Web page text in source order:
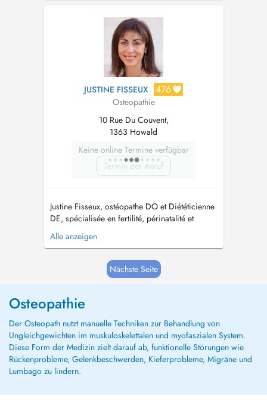
deutschen Junioren-Fußballbundesliga zu
betreuen und jetzt in Luxemburg...
JUSTINE FISSEUX 476
Osteopathie
10 Rue Du Couvent,
1363 Howald
Keine online Termine verfügbar
Termin per Anruf
Justine Fisseux, ostéopathe DO et Diététicienne
DE, spécialisée en fertilité, périnatalité et
techniques douces en ostéopathie. Durant les
congés d'été (24.08 au 10.09.26): Melissa De
consultation :-) Paiement uniquement: espèces,
payconic ou Satispay...
Alle anzeigen
Nächste Seite
Osteopathie
Der Osteopath nutzt manuelle Techniken zur Behandlung von
Ungleichgewichten im muskuloskelettalen und myofaszialen System.
Diese Form der Medizin zielt darauf ab, funktionelle Störungen wie
Rückenprobleme, Gelenkbeschwerden, Kieferprobleme, Migräne und
Lumbago zu lindern.